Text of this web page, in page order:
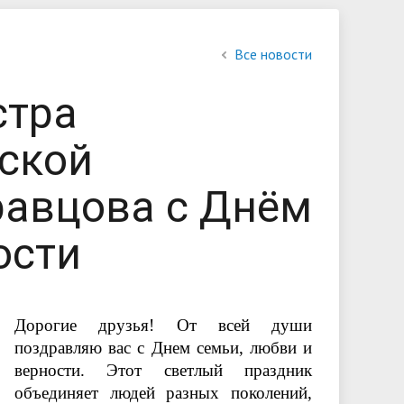
обучающихся
Повышение квалификации иВсе новости
с Днём
Дорогие друзья! От всей души
поздравляю вас с Днем семьи, любви и
верности. Этот светлый праздник
объединяет людей разных поколений,